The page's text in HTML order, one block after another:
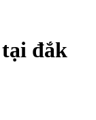
tại đắk